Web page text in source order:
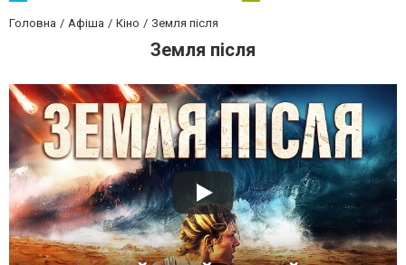
Головна Афіша Кіно Земля після
Земля після